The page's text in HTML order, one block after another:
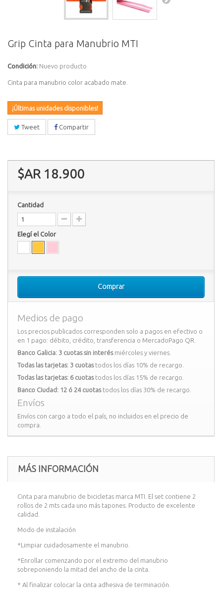
Grip Cinta para Manubrio MTI
Condición: Nuevo producto
Cinta para manubrio color acabado mate.
¡Últimas unidades disponibles!
Tweet Compartir
$AR 18.900
Cantidad
Elegí el Color
Comprar
Medios de pago
Los precios publicados corresponden solo a pagos en efectivo o
en 1 pago: débito, crédito, transferencia o MercadoPago QR.
Banco Galicia: 3 cuotas sin interésmiércoles y viernes.
Todas las tarjetas: 3 cuotastodos los días 10% de recargo.
Todas las tarjetas: 6 cuotastodos los días 15% de recargo.
Banco Ciudad: 12 ó 24 cuotastodos los días 30% de recargo.
Envíos
Envíos con cargo a todo el país, no incluidos en el precio de
compra.
MÁS INFORMACIÓN
Cinta para manubrio de bicicletas marca MTI. El set contiene 2
rollos de 2 mts cada uno más tapones. Producto de excelente
calidad.
Modo de instalación
*Limpiar cuidadosamente el manubrio.
*Enrollar comenzando por el extremo del manubrio
sobreponiendo la mitad del ancho de la cinta.
* Al finalizar colocar la cinta adhesiva de terminación.